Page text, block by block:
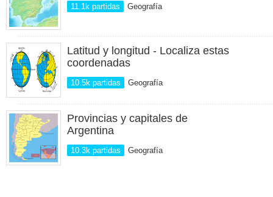
11.1k partidas Geografía
Latitud y longitud - Localiza estas
coordenadas
10.5k partidas Geografía
Provincias y capitales de
Argentina
10.3k partidas Geografía